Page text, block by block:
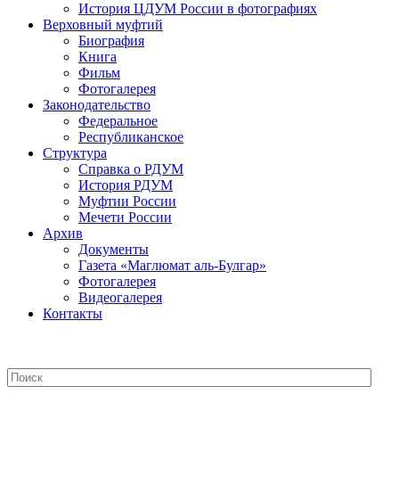
История ЦДУМ России в фотографиях
Верховный муфтий
Биография
Книга
Фильм
Фотогалерея
Законодательство
Федеральное
Республиканское
Структура
Справка о РДУМ
История РДУМ
Муфтии России
Мечети России
Архив
Документы
Газета «Маглюмат аль-Булгар»
Фотогалерея
Видеогалерея
Контакты